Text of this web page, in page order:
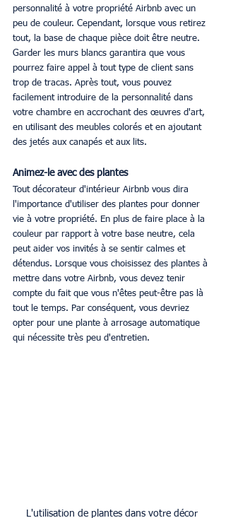
personnalité à votre propriété Airbnb avec un
peu de couleur. Cependant, lorsque vous retirez
tout, la base de chaque pièce doit être neutre.
Garder les murs blancs garantira que vous
pourrez faire appel à tout type de client sans
trop de tracas. Après tout, vous pouvez
facilement introduire de la personnalité dans
votre chambre en accrochant des œuvres d'art,
en utilisant des meubles colorés et en ajoutant
des jetés aux canapés et aux lits.
Animez-le avec des plantes
Tout décorateur d'intérieur Airbnb vous dira
l'importance d'utiliser des plantes pour donner
vie à votre propriété. En plus de faire place à la
couleur par rapport à votre base neutre, cela
peut aider vos invités à se sentir calmes et
détendus. Lorsque vous choisissez des plantes à
mettre dans votre Airbnb, vous devez tenir
compte du fait que vous n'êtes peut-être pas là
tout le temps. Par conséquent, vous devriez
opter pour une plante à arrosage automatique
qui nécessite très peu d'entretien.
L'utilisation de plantes dans votre décor